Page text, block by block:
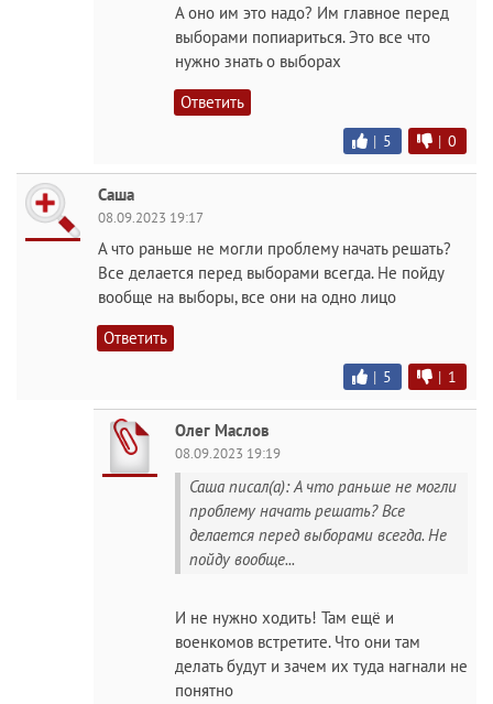
А оно им это надо? Им главное перед
выборами попиариться. Это все что
нужно знать о выборах
Ответить
| 5 | 0
Саша
08.09.2023 19:17
А что раньше не могли проблему начать решать?
Все делается перед выборами всегда. Не пойду
вообще на выборы, все они на одно лицо
Ответить
| 5 | 1
Олег Маслов
08.09.2023 19:19
Саша писал(а): А что раньше не могли
проблему начать решать? Все
делается перед выборами всегда. Не
пойду вообще...
И не нужно ходить! Там ещё и
военкомов встретите. Что они там
делать будут и зачем их туда нагнали не
понятно